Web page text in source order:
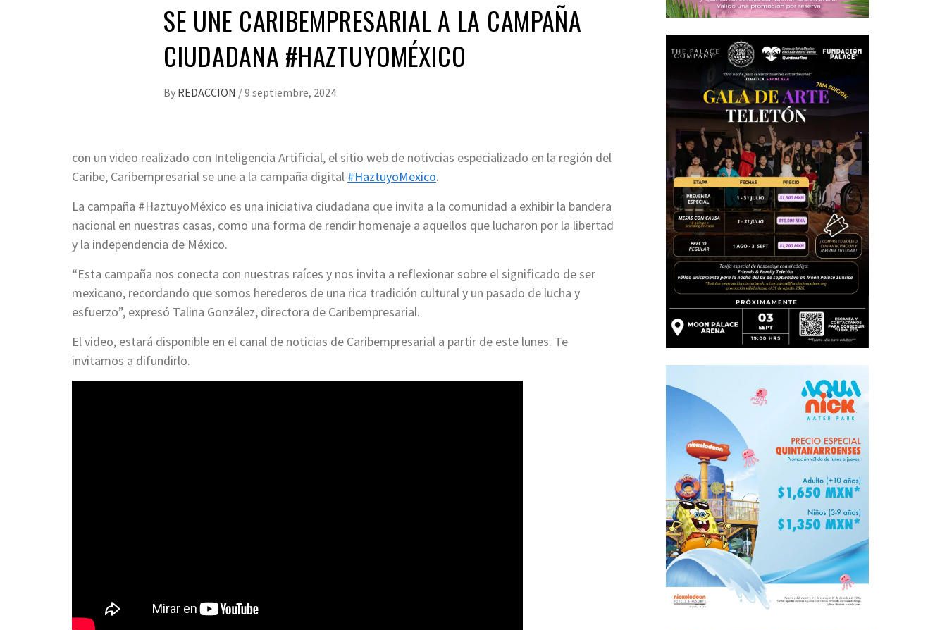
SE UNE CARIBEMPRESARIAL A LA CAMPAÑA
CIUDADANA #HAZTUYOMÉXICO
By REDACCION /9 septiembre, 2024
con un video realizado con Inteligencia Artificial, el sitio web de notivcias especializado en la región del
Caribe, Caribempresarial se une a la campaña digital #HaztuyoMexico.
La campaña #HaztuyoMéxico es una iniciativa ciudadana que invita a la comunidad a exhibir la bandera
nacional en nuestras casas, como una forma de rendir homenaje a aquellos que lucharon por la libertad
y la independencia de México.
“Esta campaña nos conecta con nuestras raíces y nos invita a reflexionar sobre el significado de ser
mexicano, recordando que somos herederos de una rica tradición cultural y un pasado de lucha y
esfuerzo”, expresó Talina González, directora de Caribempresarial.
El video, estará disponible en el canal de noticias de Caribempresarial a partir de este lunes. Te
invitamos a difundirlo.